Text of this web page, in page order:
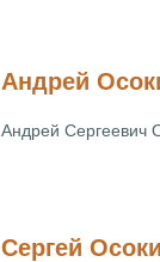
Андрей
Андрей Сергеевич
Сергей